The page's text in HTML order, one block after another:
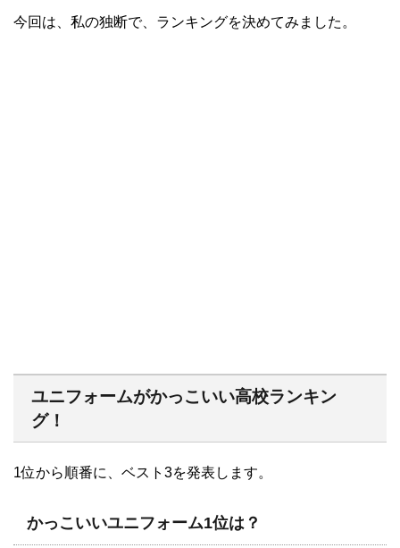
今回は、私の独断で、ランキングを決めてみました。
ユニフォームがかっこいい高校ランキン
グ！
1位から順番に、ベスト3を発表します。
かっこいいユニフォーム1位は？